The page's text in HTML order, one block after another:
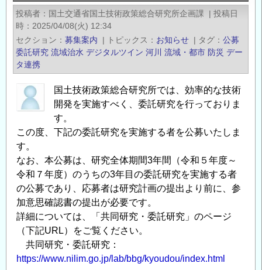
学
会：
地
震
工
分
野
お
け
る
DX
に
関
す
る
講
投稿者 国土交通省国土技術政策総合研究所企画課 | 投稿日
時
2025/04/08(火) 12:34
セクション
募集案内 | トピックス お知らせ | タグ
公募
委託研究 流域治水 デジタルツイン 河川 流域・都市 防災 デー
タ連携
国土技術政策総合研究所では、効率的な技術
開発を実施すべく、委託研究を行っておりま
す。
この度、下記の委託研究を実施する者を公募いたしま
す。
なお、本公募は、研究全体期間3年間（令和５年度～
令和７年度）のうちの3年目の委託研究を実施する者
の公募であり、応募者は研究計画の提出より前に、参
加意思確認書の提出が必要です。
詳細については、「共同研究・委託研究」のページ
（下記URL）をご覧ください。
共同研究・委託研究：
https://www.nilim.go.jp/lab/bbg/kyoudou/index.html